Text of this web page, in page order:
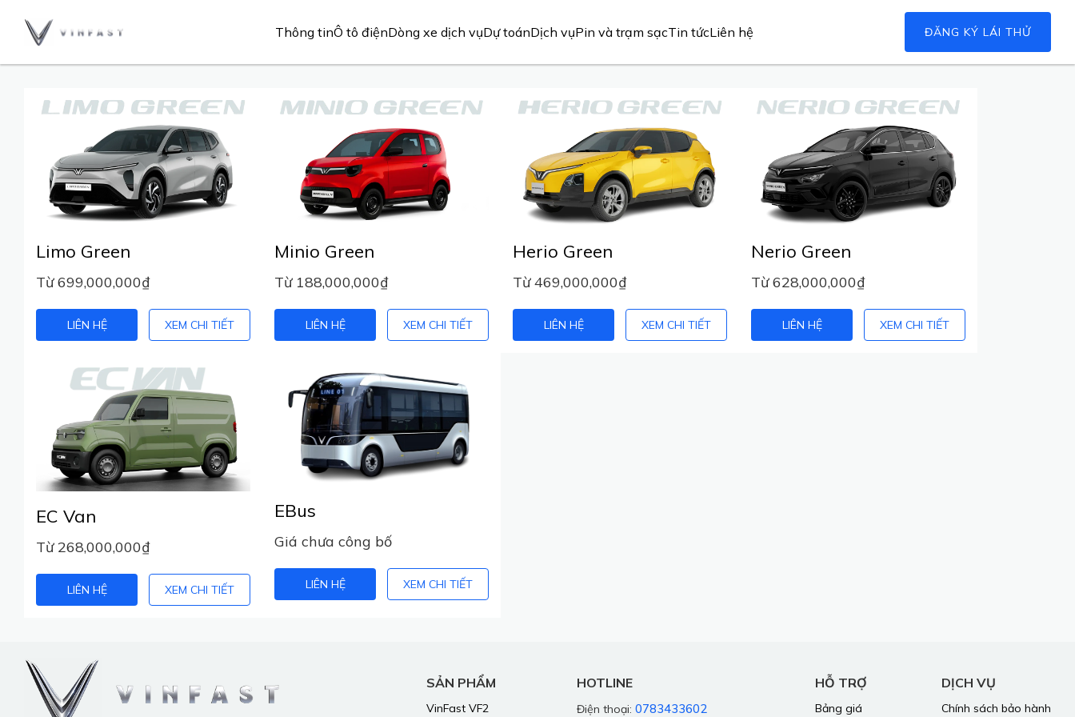
Thông tinÔ tô điệnDòng xe dịch vụDự toánDịch vụPin và trạm sạcTin tứcLiên hệ ĐĂNG KÝ LÁI THỬ
Limo Green
Từ 699,000,000₫
LIÊN HỆ XEM CHI TIẾT
Minio Green
Từ 188,000,000₫
LIÊN HỆ XEM CHI TIẾT
Herio Green
Từ 469,000,000₫
LIÊN HỆ XEM CHI TIẾT
Nerio Green
Từ 628,000,000₫
LIÊN HỆ XEM CHI TIẾT
EC Van
Từ 268,000,000₫
LIÊN HỆ XEM CHI TIẾT
EBus
Giá chưa công bố
LIÊN HỆ XEM CHI TIẾT
SẢN PHẨM
VinFast VF2
HOTLINE
Điện thoại: 0783433602
HỖ TRỢ
Bảng giá
DỊCH VỤ
Chính sách bảo hành